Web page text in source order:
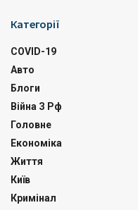
Категорії
COVID-19
Авто
Блоги
Війна З Рф
Головне
Економіка
Життя
Київ
Кримінал